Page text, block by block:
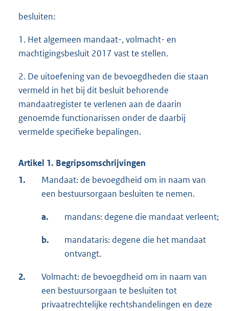
besluiten:
1. Het algemeen mandaat-, volmacht- en
machtigingsbesluit 2017 vast te stellen.
2. De uitoefening van de bevoegdheden die staan
vermeld in het bij dit besluit behorende
mandaatregister te verlenen aan de daarin
genoemde functionarissen onder de daarbij
vermelde specifieke bepalingen.
Artikel 1. Begripsomschrijvingen
1.
Mandaat: de bevoegdheid om in naam van
een bestuursorgaan besluiten te nemen.
a. mandans: degene die mandaat verleent;
b.
mandataris: degene die het mandaat
ontvangt.
2.
Volmacht: de bevoegdheid om in naam van
een bestuursorgaan te besluiten tot
privaatrechtelijke rechtshandelingen en deze